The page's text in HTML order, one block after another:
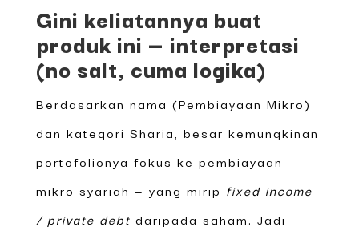
Gini keliatannya buat
produk ini — interpretasi
(no salt, cuma logika)
Berdasarkan nama (Pembiayaan Mikro)
dan kategori Sharia, besar kemungkinan
portofolionya fokus ke pembiayaan
mikro syariah — yang mirip fixed income
/ private debt daripada saham. Jadi